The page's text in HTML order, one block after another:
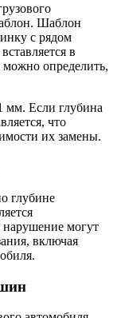
Шаблон
с рядом
в
определить,
мм. Если глубина
что
их замены.
глубине
могут
включая